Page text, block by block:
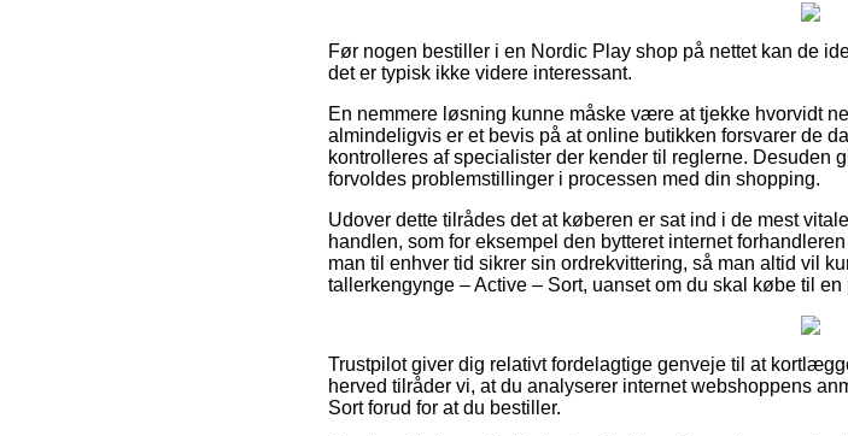
Før nogen bestiller i en Nordic Play shop på nettet kan de
det er typisk ikke videre interessant.
En nemmere løsning kunne måske være at tjekke hvorvidt
almindeligvis er et bevis på at online butikken forsvarer de
kontrolleres af specialister der kender til reglerne. Desuden
forvoldes problemstillinger i processen med din shopping.
Udover dette tilrådes det at køberen er sat ind i de mest
handlen, som for eksempel den bytteret internet
man til enhver tid sikrer sin ordrekvittering, så man altid vil
tallerkengynge – Active – Sort, uanset om du skal købe til
Trustpilot giver dig relativt fordelagtige genveje til at
herved tilråder vi, at du analyserer internet webshoppens
Sort forud for at du bestiller.